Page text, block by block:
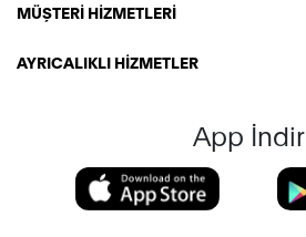
MÜŞTERİ HİZMETLERİ
AYRICALIKLI HİZMETLER
App İndir